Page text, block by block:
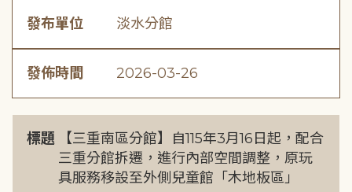
發布單位 淡水分館
發佈時間 2026-03-26
標題
【三重南區分館】自115年3月16日起，配合
三重分館拆遷，進行內部空間調整，原玩
具服務移設至外側兒童館「木地板區」